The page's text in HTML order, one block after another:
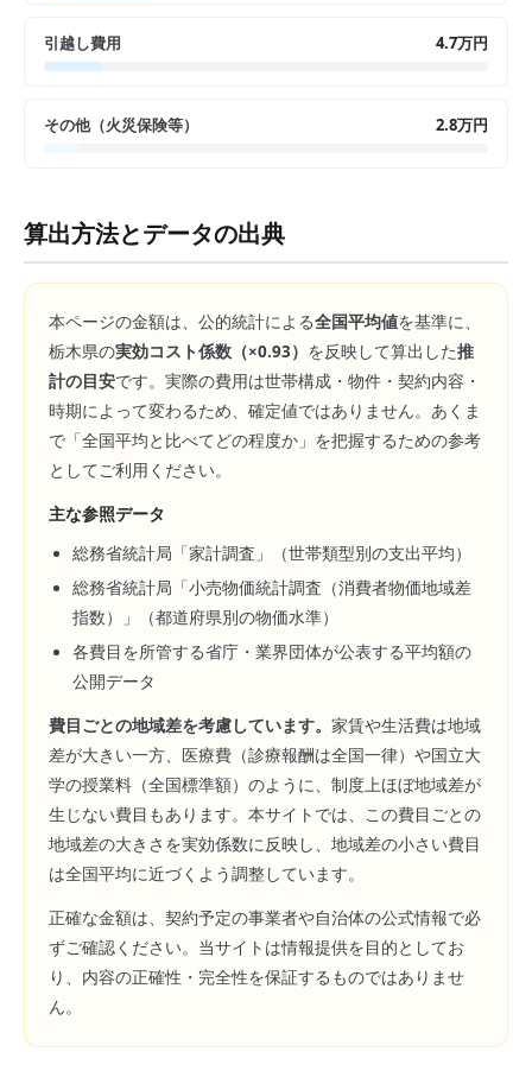
引越し費用 4.7万円
その他（火災保険等） 2.8万円
算出方法とデータの出典
本ページの金額は、公的統計による全国平均値を基準に、
栃木県の実効コスト係数（×0.93） を反映して算出した推
計の目安です。実際の費用は世帯構成・物件・契約内容・
時期によって変わるため、確定値ではありません。あくま
で「全国平均と比べてどの程度か」を把握するための参考
としてご利用ください。
主な参照データ
総務省統計局「家計調査」（世帯類型別の支出平均）
総務省統計局「小売物価統計調査（消費者物価地域差
指数）」（都道府県別の物価水準）
各費目を所管する省庁・業界団体が公表する平均額の
公開データ
費目ごとの地域差を考慮しています。 家賃や生活費は地域
差が大きい一方、医療費（診療報酬は全国一律）や国立大
学の授業料（全国標準額）のように、制度上ほぼ地域差が
生じない費目もあります。本サイトでは、この費目ごとの
地域差の大きさを実効係数に反映し、地域差の小さい費目
は全国平均に近づくよう調整しています。
正確な金額は、契約予定の事業者や自治体の公式情報で必
ずご確認ください。当サイトは情報提供を目的としてお
り、内容の正確性・完全性を保証するものではありませ
ん。